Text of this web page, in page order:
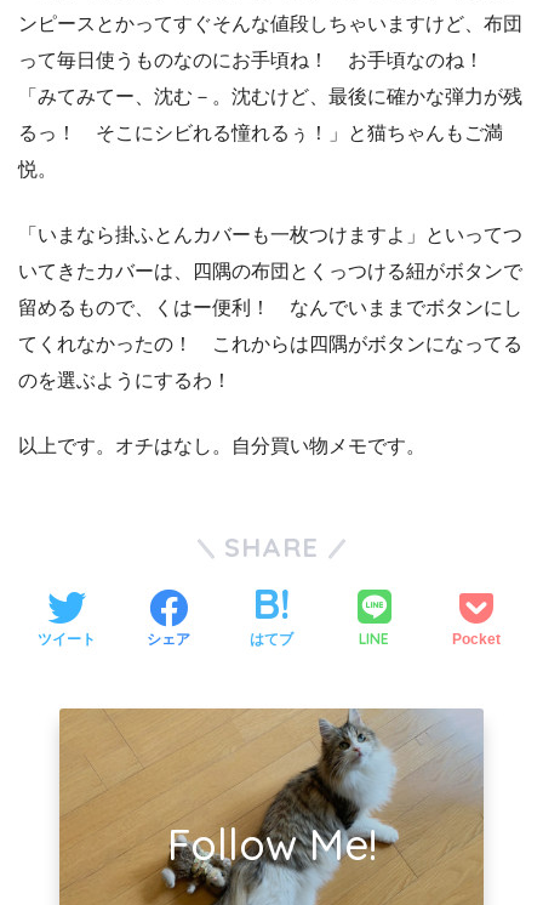
ンピースとかってすぐそんな値段しちゃいますけど、布団
って毎日使うものなのにお手頃ね！ お手頃なのね！
「みてみてー、沈む－。沈むけど、最後に確かな弾力が残
るっ！ そこにシビれる憧れるぅ！」と猫ちゃんもご満
悦。
「いまなら掛ふとんカバーも一枚つけますよ」といってつ
いてきたカバーは、四隅の布団とくっつける紐がボタンで
留めるもので、くはー便利！ なんでいままでボタンにし
てくれなかったの！ これからは四隅がボタンになってる
のを選ぶようにするわ！
以上です。オチはなし。自分買い物メモです。
SHARE
ツイート シェア はてブ LINE Pocket
Follow Me!